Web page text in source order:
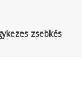
zsebkés